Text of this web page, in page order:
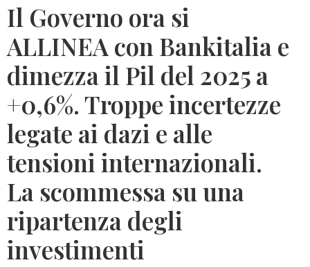
Il Governo ora si
ALLINEA con Bankitalia e
dimezza il Pil del 2025 a
+0,6%. Troppe incertezze
legate ai dazi e alle
tensioni internazionali.
La scommessa su una
ripartenza degli
investimenti